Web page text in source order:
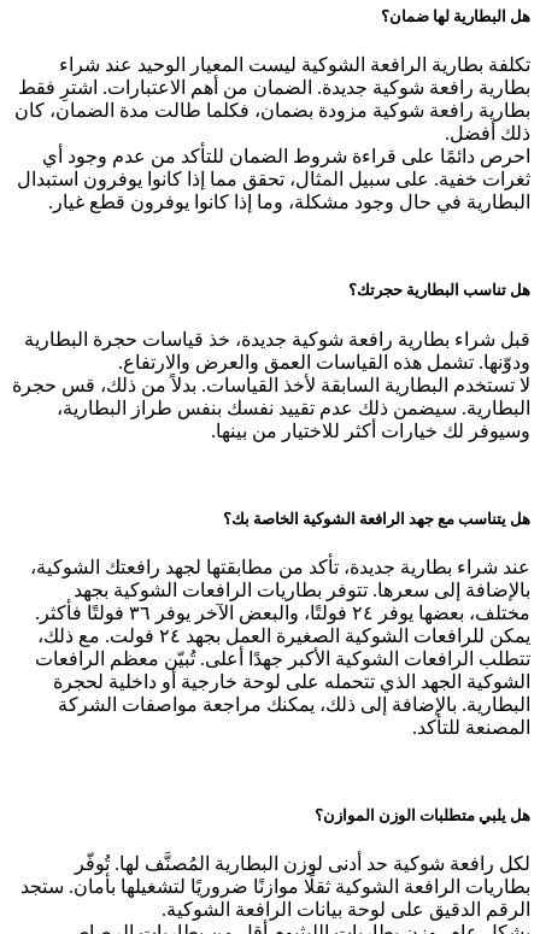
هل البطارية لها ضمان؟
تكلفة بطارية الرافعة الشوكية ليست المعيار الوحيد عند شراء
بطارية رافعة شوكية جديدة. الضمان من أهم الاعتبارات. اشترِ فقط
بطارية رافعة شوكية مزودة بضمان، فكلما طالت مدة الضمان، كان
ذلك أفضل.
احرص دائمًا على قراءة شروط الضمان للتأكد من عدم وجود أي
ثغرات خفية. على سبيل المثال، تحقق مما إذا كانوا يوفرون استبدال
البطارية في حال وجود مشكلة، وما إذا كانوا يوفرون قطع غيار.
هل تناسب البطارية حجرتك؟
قبل شراء بطارية رافعة شوكية جديدة، خذ قياسات حجرة البطارية
ودوّنها. تشمل هذه القياسات العمق والعرض والارتفاع.
لا تستخدم البطارية السابقة لأخذ القياسات. بدلاً من ذلك، قس حجرة
البطارية. سيضمن ذلك عدم تقييد نفسك بنفس طراز البطارية،
وسيوفر لك خيارات أكثر للاختيار من بينها.
هل يتناسب مع جهد الرافعة الشوكية الخاصة بك؟
عند شراء بطارية جديدة، تأكد من مطابقتها لجهد رافعتك الشوكية،
بالإضافة إلى سعرها. تتوفر بطاريات الرافعات الشوكية بجهد
مختلف، بعضها يوفر ٢٤ فولتًا، والبعض الآخر يوفر ٣٦ فولتًا فأكثر.
يمكن للرافعات الشوكية الصغيرة العمل بجهد ٢٤ فولت. مع ذلك،
تتطلب الرافعات الشوكية الأكبر جهدًا أعلى. تُبيّن معظم الرافعات
الشوكية الجهد الذي تتحمله على لوحة خارجية أو داخلية لحجرة
البطارية. بالإضافة إلى ذلك، يمكنك مراجعة مواصفات الشركة
المصنعة للتأكد.
هل يلبي متطلبات الوزن الموازن؟
لكل رافعة شوكية حد أدنى لوزن البطارية المُصنَّف لها. تُوفّر
بطاريات الرافعة الشوكية ثقلًا موازنًا ضروريًا لتشغيلها بأمان. ستجد
الرقم الدقيق على لوحة بيانات الرافعة الشوكية.